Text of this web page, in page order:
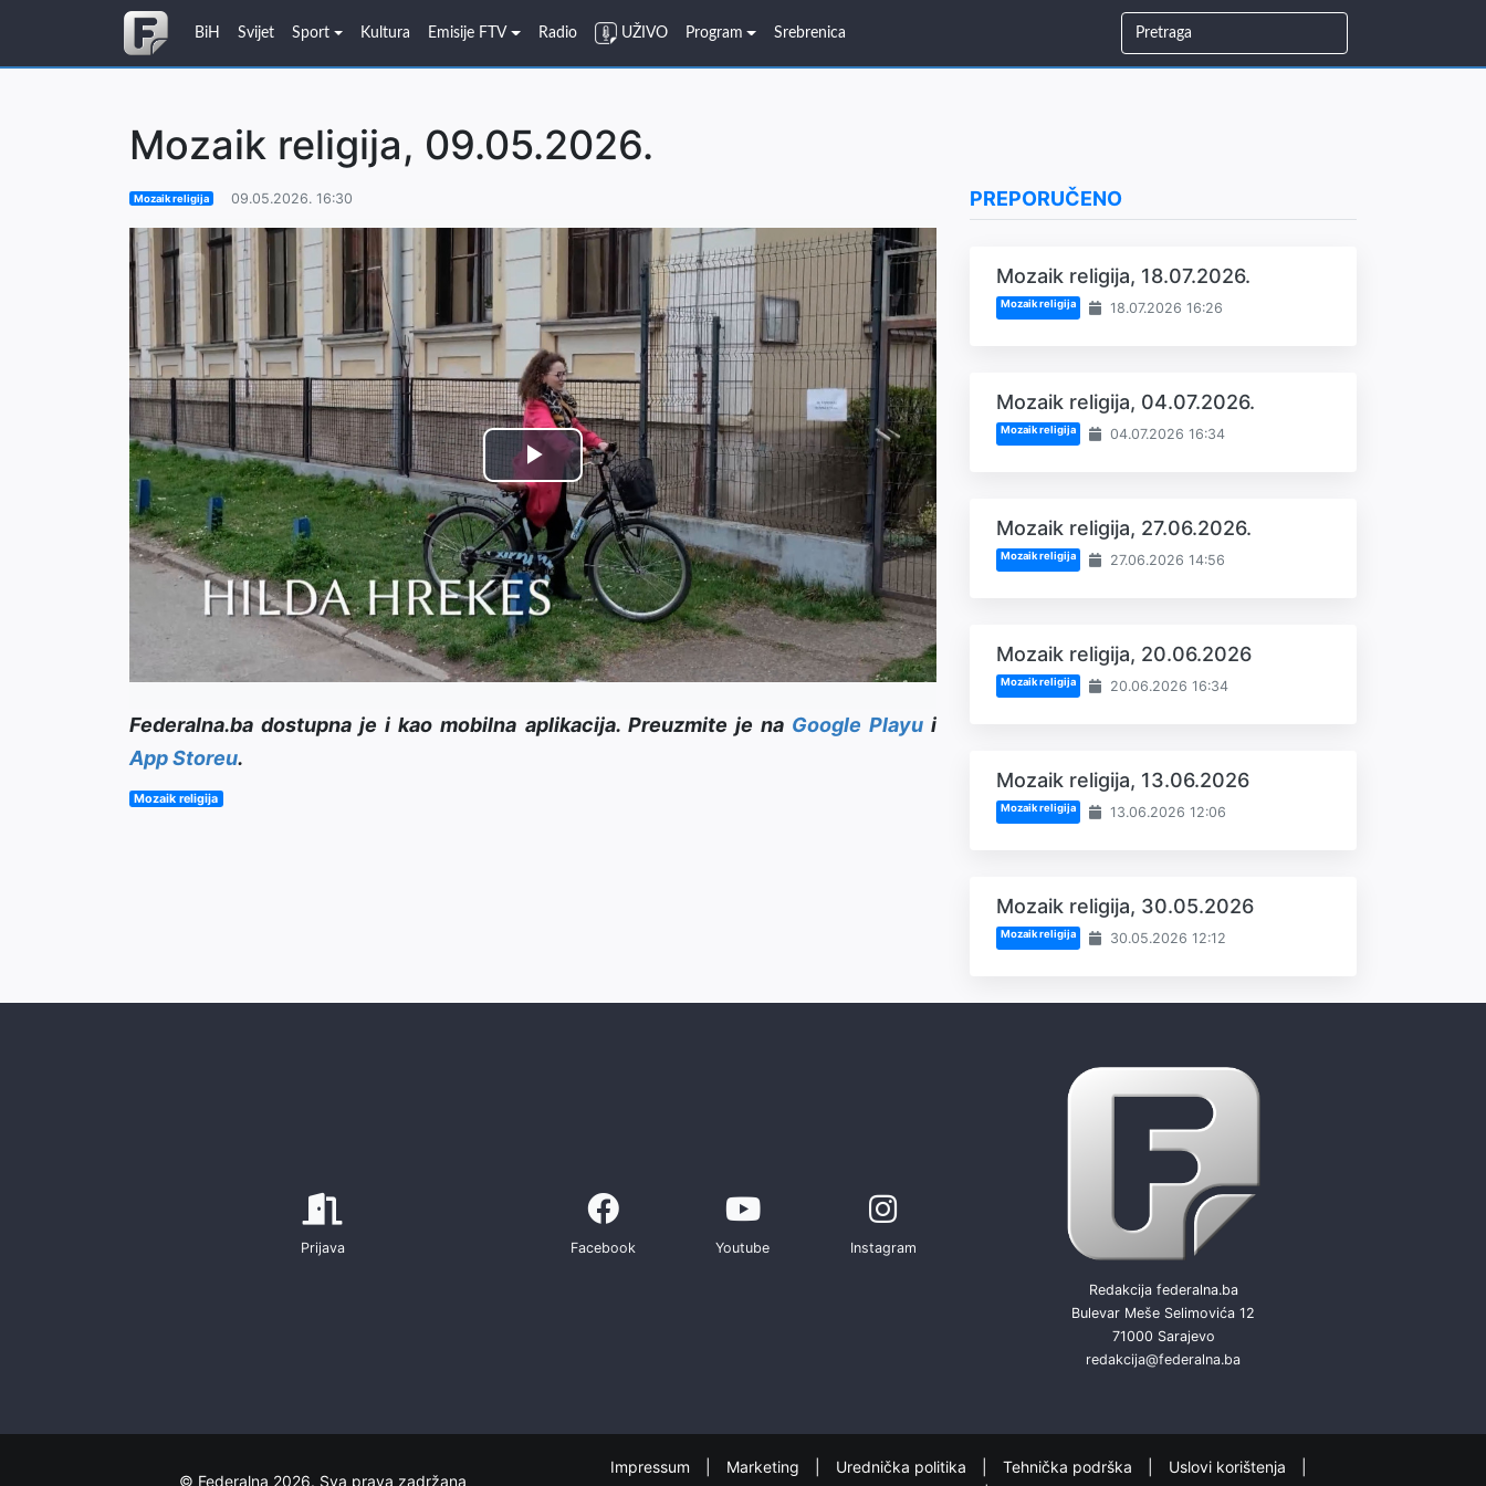
BiH Svijet Sport Kultura Emisije FTV Radio UŽIVO Program Srebrenica
Mozaik religija, 09.05.2026.
Mozaik religija 09.05.2026. 16:30
Play
Video
Federalna.ba dostupna je i kao mobilna aplikacija. Preuzmite je na Google Playui
App Storeu.
Mozaik religija
PREPORUČENO
Mozaik religija, 18.07.2026.
Mozaik religija 18.07.2026 16:26
Mozaik religija, 04.07.2026.
Mozaik religija 04.07.2026 16:34
Mozaik religija, 27.06.2026.
Mozaik religija 27.06.2026 14:56
Mozaik religija, 20.06.2026
Mozaik religija 20.06.2026 16:34
Mozaik religija, 13.06.2026
Mozaik religija 13.06.2026 12:06
Mozaik religija, 30.05.2026
Mozaik religija 30.05.2026 12:12
Prijava Facebook Youtube Instagram
Redakcija federalna.ba
Bulevar Meše Selimovića 12
71000 Sarajevo
redakcija@federalna.ba
© Federalna 2026. Sva prava zadržana
Impressum Marketing Urednička politika Tehnička podrška
Uslovi korištenja